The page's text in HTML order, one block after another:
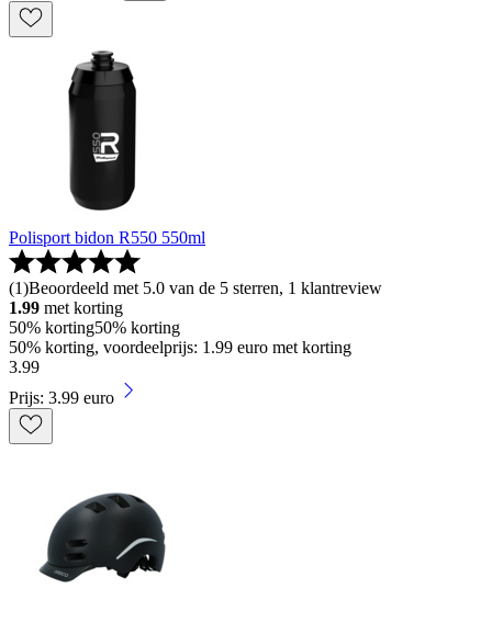
Polisport bidon R550 550ml
(1)Beoordeeld met 5.0 van de 5 sterren, 1 klantreview
1.99 met korting
50% korting50% korting
50% korting, voordeelprijs: 1.99 euro met korting
3.99
Prijs: 3.99 euro